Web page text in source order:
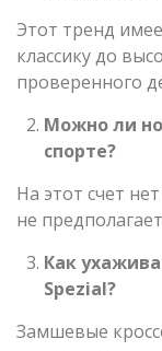
Этот тренд
классику до
проверенного
Можно ли
спорте?
На этот счет
не
Как
Spezial?
Замшевые